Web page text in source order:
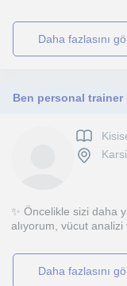
daha fazlasını
✨ Öncelikle sizi daha
alıyorum, vücut analizi
daha fazlasını